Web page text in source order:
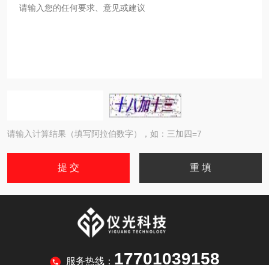
请输入计算结果（填写阿拉伯数字），如：三加四=7
服务热线： 17701039158